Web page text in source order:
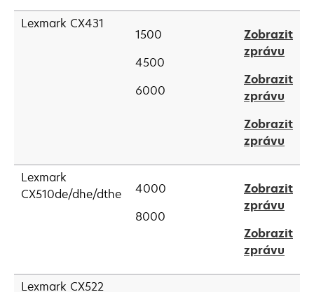
tab
new
tab
Lexmark CX431
1500
4500
6000
Zobrazit
zprávu
a
new
tab
Zobrazit
zprávu
a
new
tab
Zobrazit
zprávu
new
tab
Lexmark
CX510de/dhe/dthe
4000
8000
Zobrazit
zprávu
a
new
tab
Zobrazit
zprávu
Lexmark CX522